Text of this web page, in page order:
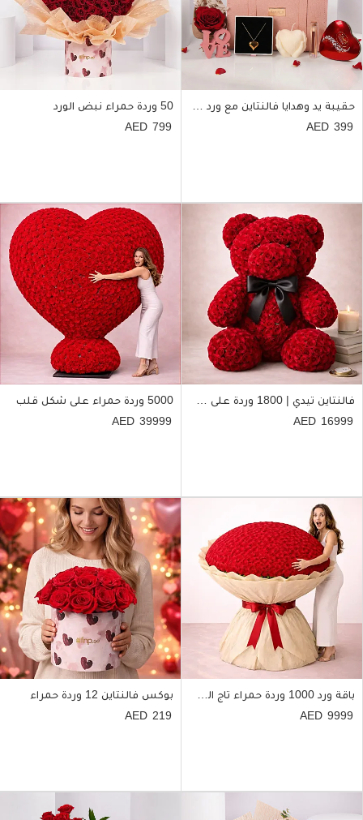
399
50 وردة حمراء نبض الورد
799
16999
5000 وردة حمراء على شكل قلب
39999
باقة ورد 1000 وردة حمراء تاج العشق
9999
بوكس فالنتاين 12 وردة حمراء
219